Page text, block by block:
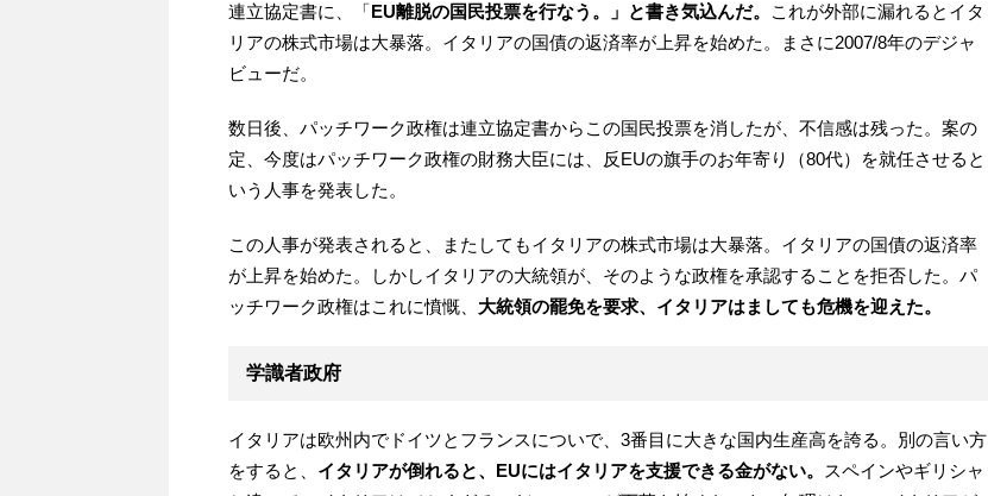
連立協定書に、「EU離脱の国民投票を行なう。」と書き気込んだ。
これが外部に漏れるとイタ
リアの株式市場は大暴落。イタリアの国債の返済率が上昇を始めた。まさに2007/8年のデジャ
ビューだ。
数日後、パッチワーク政権は連立協定書からこの国民投票を消したが、不信感は残った。案の
定、今度はパッチワーク政権の財務大臣には、反EUの旗手のお年寄り（80代）を就任させると
いう人事を発表した。
この人事が発表されると、またしてもイタリアの株式市場は大暴落。イタリアの国債の返済率
が上昇を始めた。しかしイタリアの大統領が、そのような政権を承認することを拒否した。パ
ッチワーク政権はこれに憤慨、 大統領の罷免を要求、イタリアはましても危機を迎えた。
学識者政府
イタリアは欧州内でドイツとフランスについで、3番目に大きな国内生産高を誇る。別の言い方
をすると、 イタリアが倒れると、EUにはイタリアを支援できる金がない。
スペインやギリシャ